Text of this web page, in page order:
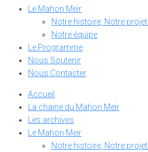
Le Mahon Meir
Notre histoire, Notre projet.
Notre équipe
Le Programme
Nous Soutenir
Nous Contacter
Accueil
La chaine du Mahon Meir
Les archives
Le Mahon Meir
Notre histoire, Notre projet.